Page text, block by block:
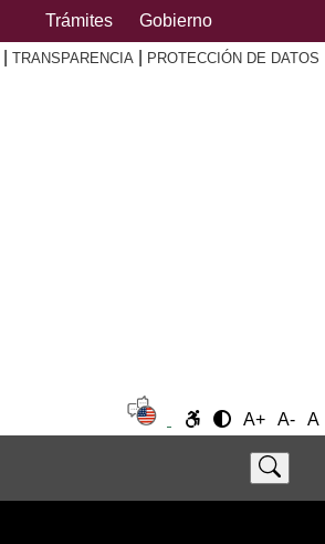
Trámites Gobierno
TRANSPARENCIA PROTECCIÓN DE DATOS
A+ A- A